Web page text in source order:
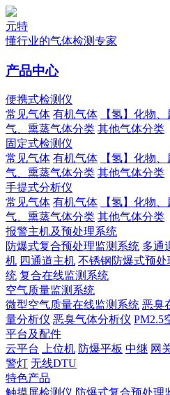
元特
懂行业的气体检测专家
产品中心
便携式检测仪
常见气体 有机气体 【氢】化物
气、熏蒸气体分类 其他气体分类
固定式检测仪
常见气体 有机气体 【氢】化物
气、熏蒸气体分类 其他气体分类
手提式分析仪
常见气体 有机气体 【氢】化物
气、熏蒸气体分类 其他气体分类
报警主机及预处理系统
防爆式复合预处理监测系统 多通
机 四通道主机 不锈钢防爆式预
统 复合在线监测系统
空气质量监测系统
微型空气质量在线监测系统 恶臭
量分析仪 恶臭气体分析仪 PM2.5
平台及配件
云平台 上位机 防爆平板 中继 网
警灯 无线DTU
特色产品